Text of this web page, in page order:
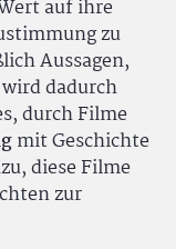
auf ihre
zu
Aussagen,
dadurch
durch Filme
mit Geschichte
diese Filme
zur